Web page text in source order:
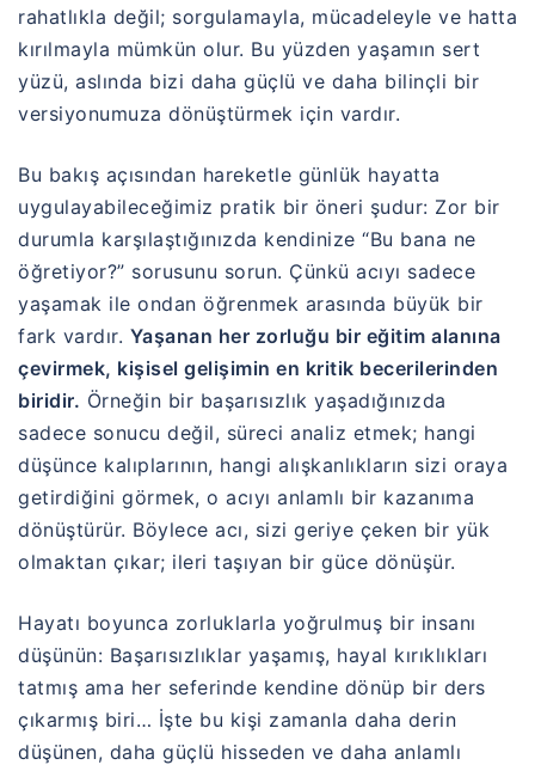
rahatlıkla değil; sorgulamayla, mücadeleyle ve hatta
kırılmayla mümkün olur. Bu yüzden yaşamın sert
yüzü, aslında bizi daha güçlü ve daha bilinçli bir
versiyonumuza dönüştürmek için vardır.
Bu bakış açısından hareketle günlük hayatta
uygulayabileceğimiz pratik bir öneri şudur: Zor bir
durumla karşılaştığınızda kendinize “Bu bana ne
öğretiyor?” sorusunu sorun. Çünkü acıyı sadece
yaşamak ile ondan öğrenmek arasında büyük bir
fark vardır. Yaşanan her zorluğu bir eğitim alanına
çevirmek, kişisel gelişimin en kritik becerilerinden
biridir. Örneğin bir başarısızlık yaşadığınızda
sadece sonucu değil, süreci analiz etmek; hangi
düşünce kalıplarının, hangi alışkanlıkların sizi oraya
getirdiğini görmek, o acıyı anlamlı bir kazanıma
dönüştürür. Böylece acı, sizi geriye çeken bir yük
olmaktan çıkar; ileri taşıyan bir güce dönüşür.
Hayatı boyunca zorluklarla yoğrulmuş bir insanı
düşünün: Başarısızlıklar yaşamış, hayal kırıklıkları
tatmış ama her seferinde kendine dönüp bir ders
çıkarmış biri… İşte bu kişi zamanla daha derin
düşünen, daha güçlü hisseden ve daha anlamlı